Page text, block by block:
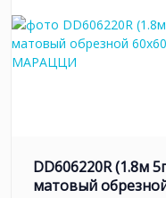
DD606220R (1.8м
матовый